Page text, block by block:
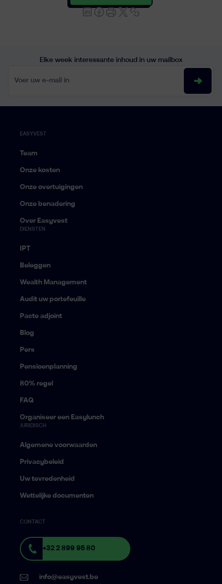
Elke week interessante inhoud in uw mailbox
EASYVEST
Team
Onze kosten
Onze overtuigingen
Onze benadering
Over Easyvest
DIENSTEN
IPT
Beleggen
Wealth Management
Audit uw portefeuille
Pacte adjoint
Blog
Pers
Pensioenplanning
80% regel
FAQ
Organiseer een Easylunch
JURIDISCH
Algemene voorwaarden
Privacybeleid
Uw tevredenheid
Wettelijke documenten
CONTACT
+32 2 899 95 80
info@easyvest.be